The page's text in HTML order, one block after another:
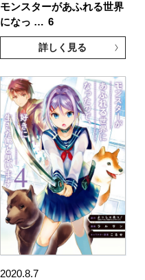
モンスターがあふれる世界
になっ … 6
詳しく見る
2020.8.7